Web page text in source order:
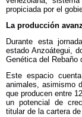
propiciada por el
La producción
Durante esta
estado Anzoátegui,
Genética del Rebaño
Este espacio
animales, asimismo
que producen entre
un potencial de
titular de la cartera